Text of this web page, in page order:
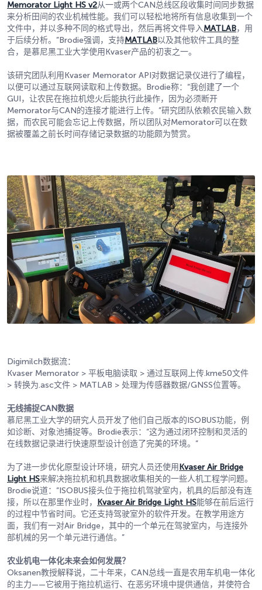
Memorator Light HS v2从一或两个CAN总线区段收集时间同步数据
来分析田间的农业机械性能。我们可以轻松地将所有信息收集到一个
文件中，并以多种不同的格式导出，然后再将文件导入MATLAB，用
于后续分析。”Brodie强调，支持MATLAB以及其他软件工具的整
合，是慕尼黑工业大学使用Kvaser产品的初衷之一。
该研究团队利用Kvaser Memorator API对数据记录仪进行了编程，
以便可以通过互联网读取和上传数据。Brodie称：“我创建了一个
GUI，让农民在拖拉机熄火后能执行此操作，因为必须断开
Memorator与CAN的连接才能进行上传。”研究团队依赖农民输入数
据，而农民可能会忘记上传数据，所以团队对Memorator可以在数
据被覆盖之前长时间存储记录数据的功能颇为赞赏。
Digimilch数据流：
Kvaser Memorator > 平板电脑读取 > 通过互联网上传.kme50文件
> 转换为.asc文件 > MATLAB > 处理为传感器数据/GNSS位置等。
无线捕捉CAN数据
慕尼黑工业大学的研究人员开发了他们自己版本的ISOBUS功能，例
如诊断、对象池捕捉等。Brodie表示：“这为通过闭环控制和灵活的
在线数据记录进行快速原型设计创造了完美的环境。”
为了进一步优化原型设计环境，研究人员还使用Kvaser Air Bridge
Light HS来解决拖拉机和机具数据收集相关的一些人机工程学问题。
Brodie说道：“ISOBUS接头位于拖拉机驾驶室内，机具的后部没有连
接，所以在那里作业时， Kvaser Air Bridge Light HS能够在前后运行
的过程中节省时间。它还支持驾驶室外的软件开发。在教学用途方
面，我们有一对Air Bridge，其中的一个单元在驾驶室内，与连接外
部机械的另一个单元进行通信。”
农业机电一体化未来会如何发展？
Oksanen教授解释说，二十年来，CAN总线一直是农用车机电一体化
的主力——它被用于拖拉机运行、在恶劣环境中提供通信，并使符合